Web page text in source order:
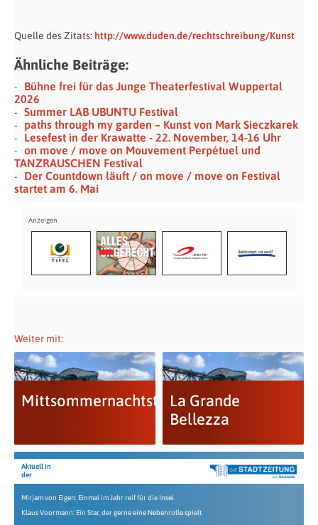
Quelle des Zitats: http://www.duden.de/rechtschreibung/Kunst
Ähnliche Beiträge:
Bühne frei für das Junge Theaterfestival Wuppertal
2026
Summer LAB UBUNTU Festival
paths through my garden – Kunst von Mark Sieczkarek
Lesefest in der Krawatte - 22. November, 14-16 Uhr
on move / move on Mouvement Perpétuel und
TANZRAUSCHEN Festival
Der Countdown läuft / on move / move on Festival
startet am 6. Mai
Weiter mit:
MittsommernachtstangoLa Grande
Bellezza
Aktuell in
der
Mirjam von Eigen: Einmal im Jahr reif für die Insel
Klaus Voormann: Ein Star, der gerne eine Nebenrolle spielt